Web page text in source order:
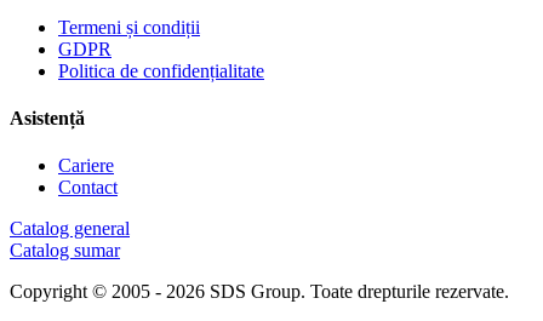
Termeni și condiții
GDPR
Politica de confidențialitate
Asistență
Cariere
Contact
Catalog general
Catalog sumar
Copyright © 2005 - 2026 SDS Group. Toate drepturile rezervate.